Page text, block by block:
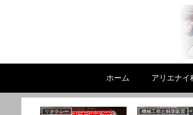
ホーム アリエナイ
リテラシー 機械工作と科学装置